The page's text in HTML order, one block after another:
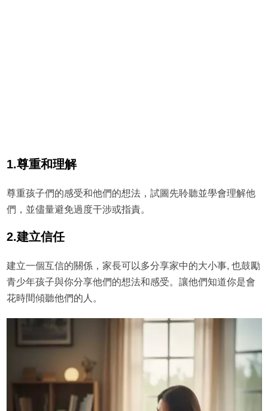
1.尊重和理解
尊重孩子們的感受和他們的想法，試圖先聆聽並學會理解他
們，並儘量避免過度干涉或指責。
2.建立信任
建立一個互信的關係，家長可以多分享家中的大小事, 也鼓勵
青少年孩子與你分享他們的想法和感受。讓他們知道你是會
花時間傾聽他們的人。